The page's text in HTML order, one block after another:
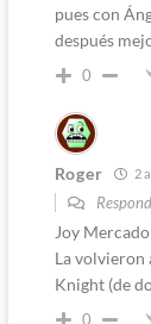
pues con
después
0
Roger 2
Joy
La volvieron
Knight (de
0